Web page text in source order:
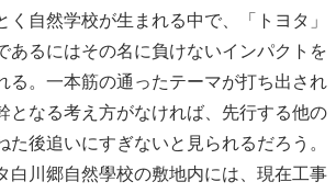
く自然学校が生まれる中で、「トヨタ」
あるにはその名に負けないインパクトを
る。一本筋の通ったテーマが打ち出され
となる考え方がなければ、先行する他の
た後追いにすぎないと見られるだろう。
川郷自然學校の敷地内には、現在工事